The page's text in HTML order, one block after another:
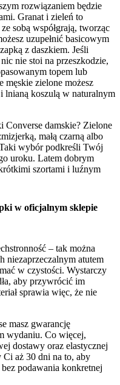
rozwiązaniem będzie
Granat i zieleń to
sobą współgrają, tworząc
uzupełnić basicowym
z daszkiem. Jeśli
nie stoi na przeszkodzie,
topem lub
męskie zielone możesz
lnianą koszulą w naturalnym
Converse damskie? Zielone
małą czarną albo
wybór podkreśli Twój
uroku. Latem dobrym
szortami i luźnym
w oficjalnym sklepie
– tak można
niezaprzeczalnym atutem
w czystości. Wystarczy
aby przywrócić im
sprawia więc, że nie
masz gwarancję
wydaniu. Co więcej,
dostawy oraz elastycznej
aż 30 dni na to, aby
podawania konkretnej